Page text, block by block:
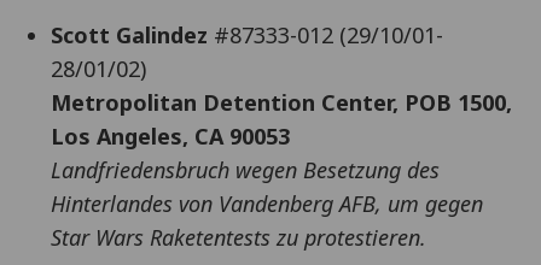
Scott Galindez #87333-012 (29/10/01-
28/01/02)
Metropolitan Detention Center, POB 1500,
Los Angeles, CA 90053
Landfriedensbruch wegen Besetzung des
Hinterlandes von Vandenberg AFB, um gegen
Star Wars Raketentests zu protestieren.